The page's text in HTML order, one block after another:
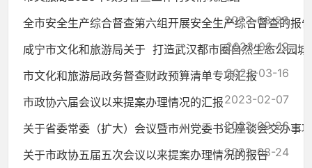
全市安全生产综合督查第六组开展安全生产综合督查的报告
2023-08-28
咸宁市文化和旅游局关于 打造武汉都市圈自然生态公园城
2023-06-19
市文化和旅游局政务督查财政预算清单专项汇报2023-03-16
市政协六届会议以来提案办理情况的汇报2023-02-07
关于省委常委（扩大）会议暨市州党委书记座谈会交办事
2022-09-26
关于市政协五届五次会议以来提案办理情况的报告
2022-08-24